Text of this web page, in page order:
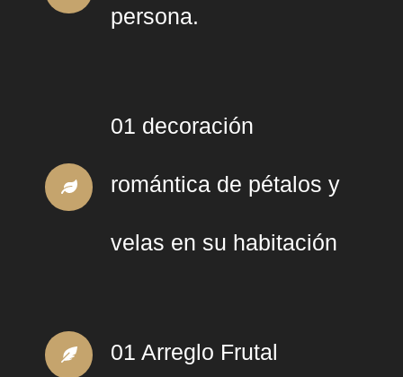
persona.
01 decoración
romántica de pétalos y
velas en su habitación
01 Arreglo Frutal